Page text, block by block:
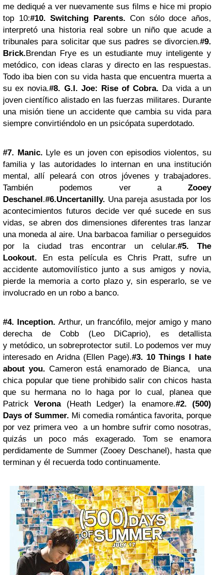
me dediqué a ver nuevamente sus films e hice mi propio
top 10:#10. Switching Parents. Con sólo doce años,
interpretó una historia real sobre un niño que acude a
tribunales para solicitar que sus padres se divorcien.#9.
Brick.Brendan Fryees un estudiante muy inteligente y
metódico, con ideas claras y directo en las respuestas.
Todo iba bien con su vida hasta que encuentra muerta a
su ex novia.#8. G.I. Joe: Rise of Cobra. Da vida a un
joven científico alistado en las fuerzas militares. Durante
una misión tiene un accidente que cambia su vida para
siempre convirtiéndolo en un psicópata superdotado.
#7. Manic. Lyle es un joven con episodios violentos, su
familia y las autoridades lo internan en una institución
mental, allí peleará con otros jóvenes y trabajadores.
También podemos ver a Zooey
Deschanel.#6.Uncertanilly. Una pareja asustada por los
acontecimientos futuros decide ver qué sucede en sus
vidas, se abren dos dimensiones diferentes tras lanzar
una moneda al aire. Una barbacoa familiar o perseguidos
por la ciudad tras encontrar un celular.#5. The
Lookout. En esta película es Chris Pratt, sufre un
accidente automovilístico junto a sus amigos y novia,
pierde la memoria a corto plazo y, sin esperarlo, se ve
involucrado en un robo a banco.
#4. Inception. Arthur, un francófilo, mejor amigo y mano
derecha de Cobb (Leo DiCaprio), es detallista
y metódico, un sobreprotector sutil. Lo podemos ver muy
interesado en Aridna (Ellen Page).#3. 10 Things I hate
about you. Cameron está enamorado de Bianca, una
chica popular que tiene prohibido salir con chicos hasta
que su hermana no lo haga por lo cual, planea que
PatrickVerona(Heath Ledger) la enamore.#2. (500)
Days of Summer. Mi comedia romántica favorita, porque
por vez primera veo a un hombre sufrir como nosotras,
quizás un poco más exagerado. Tom se enamora
perdidamente de Summer (Zooey Deschanel), hasta que
terminan y él recuerda todo continuamente.